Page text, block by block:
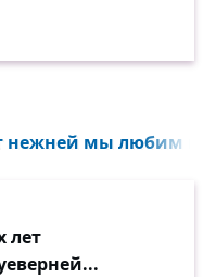
нежней мы любим и
лет